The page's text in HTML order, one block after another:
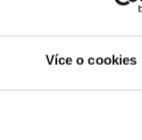
Více o cookies